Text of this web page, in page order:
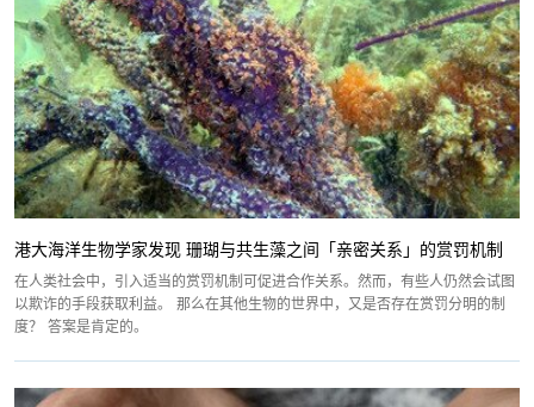
港大海洋生物学家发现 珊瑚与共生藻之间「亲密关系」的赏罚机制
在人类社会中，引入适当的赏罚机制可促进合作关系。然而，有些人仍然会试图
以欺诈的手段获取利益。 那么在其他生物的世界中，又是否存在赏罚分明的制
度？ 答案是肯定的。